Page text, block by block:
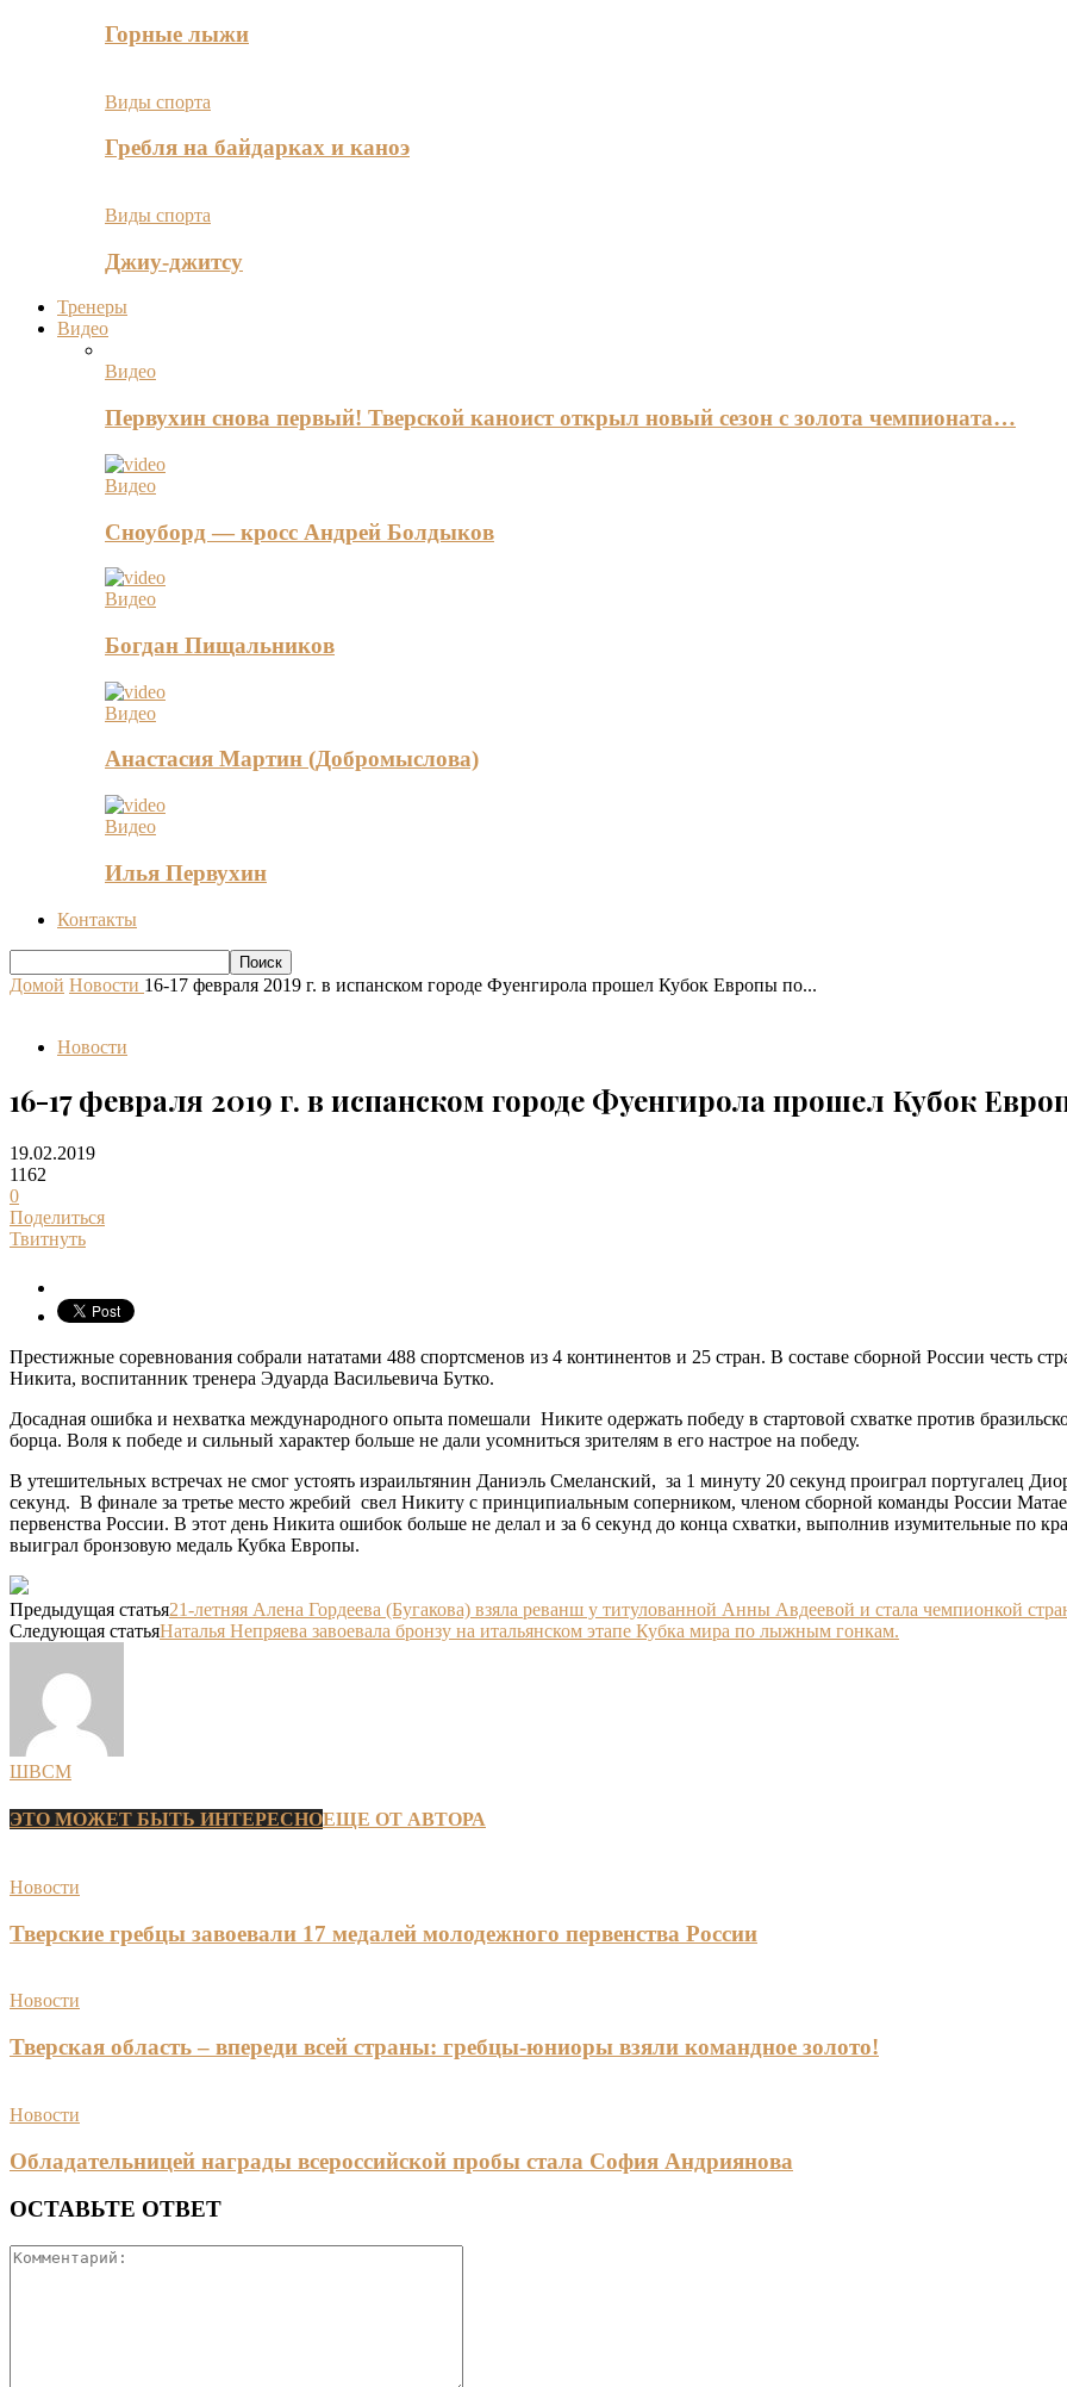
Горные лыжи
Виды спорта
Гребля на байдарках и каноэ
Виды спорта
Джиу-джитсу
Тренеры
Видео
Видео
Первухин снова первый! Тверской каноист открыл новый сезон с золота чемпионата…
Видео
Сноуборд — кросс Андрей Болдыков
Видео
Богдан Пищальников
Видео
Анастасия Мартин (Добромыслова)
Видео
Илья Первухин
Контакты
Домой Новости 16-17 февраля 2019 г. в испанском городе Фуенгирола прошел Кубок Европы по...
Новости
16-17 февраля 2019 г. в испанском городе Фуенгирола прошел Кубок
19.02.2019
1162
0
Поделиться
Твитнуть
Престижные соревнования собрали нататами 488 спортсменов из 4 континентов и 25 стран. В составе сборной России честь
Никита, воспитанник тренера Эдуарда Васильевича Бутко.
Досадная ошибка и нехватка международного опыта помешали Никите одержать победу в стартовой схватке против
борца. Воля к победе и сильный характер больше не дали усомниться зрителям в его настрое на победу.
В утешительных встречах не смог устоять израильтянин Даниэль Смеланский, за 1 минуту 20 секунд проиграл португалец
секунд. В финале за третье место жребий свел Никиту с принципиальным соперником, членом сборной команды России
первенства России. В этот день Никита ошибок больше не делал и за 6 секунд до конца схватки, выполнив изумительные по
выиграл бронзовую медаль Кубка Европы.
Предыдущая статья21-летняя Алена Гордеева (Бугакова) взяла реванш у титулованной Анны Авдеевой и стала чемпионкой
Следующая статьяНаталья Непряева завоевала бронзу на итальянском этапе Кубка мира по лыжным гонкам.
ШВСМ
ЭТО МОЖЕТ БЫТЬ ИНТЕРЕСНОЕЩЕ ОТ АВТОРА
Новости
Тверские гребцы завоевали 17 медалей молодежного первенства России
Новости
Тверская область – впереди всей страны: гребцы-юниоры взяли командное золото!
Новости
Обладательницей награды всероссийской пробы стала София Андриянова
ОСТАВЬТЕ ОТВЕТ